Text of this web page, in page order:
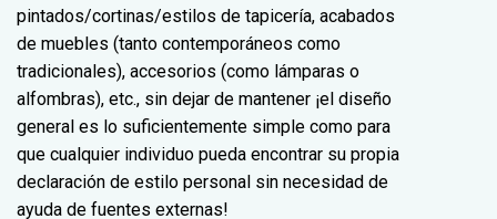
pintados/cortinas/estilos de tapicería, acabados
de muebles (tanto contemporáneos como
tradicionales), accesorios (como lámparas o
alfombras), etc., sin dejar de mantener ¡el diseño
general es lo suficientemente simple como para
que cualquier individuo pueda encontrar su propia
declaración de estilo personal sin necesidad de
ayuda de fuentes externas!